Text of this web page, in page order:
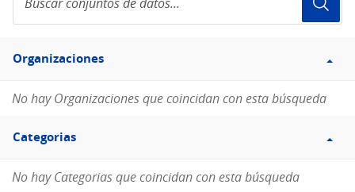
conjuntos
de
Filtro
Organizaciones
Organizaciones
No hay Organizaciones que coincidan con esta búsqueda
Filtro
Categorias
Categorias
No hay Categorias que coincidan con esta búsqueda